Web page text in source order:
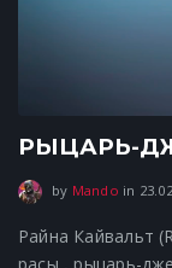
РЫЦАРЬ-
by Mando in
Райна Кайвальт